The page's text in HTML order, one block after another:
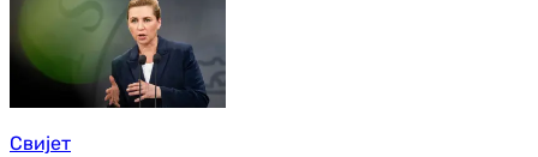
Свијет